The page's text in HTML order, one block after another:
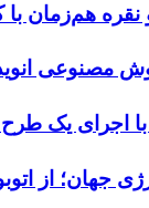
هم‌زمان با
مصنوعی
اجرای یک